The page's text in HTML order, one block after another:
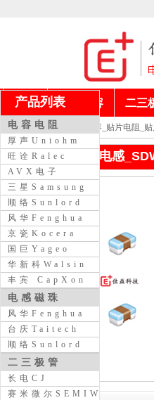
首页 电阻电容 二三
当前位置： 贴片电容_贴片电阻_
大功率顺络贴片电感
产品列表
电容电阻
厚声Uniohm
旺诠Ralec
AVX电子
三星Samsung
顺络Sunlord
风华Fenghua
京瓷Kocera
国巨Yageo
华新科Walsin
丰宾 CapXon
电感磁珠
风华Fenghua
台庆Taitech
顺络Sunlord
二三极管
长电CJ
赛米微尔SEMIWILL